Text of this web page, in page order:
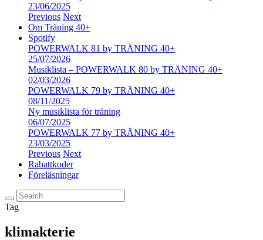
23/06/2025
Previous Next
Om Träning 40+
Spotify
POWERWALK 81 by TRÄNING 40+
25/07/2026
Musiklista – POWERWALK 80 by TRÄNING 40+
02/03/2026
POWERWALK 79 by TRÄNING 40+
08/11/2025
Ny musiklista för träning
06/07/2025
POWERWALK 77 by TRÄNING 40+
23/03/2025
Previous Next
Rabattkoder
Föreläsningar
Tag
klimakterie